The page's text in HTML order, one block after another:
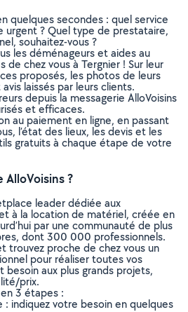
quelques secondes : quel service
urgent ? Quel type de prestataire,
souhaitez-vous ?
les déménageurs et aides au
chez vous à Tergnier ! Sur leur
proposés, les photos de leurs
laissés par leurs clients.
depuis la messagerie AlloVoisins
et efficaces.
au paiement en ligne, en passant
l’état des lieux, les devis et les
gratuits à chaque étape de votre
?
leader dédiée aux
à la location de matériel, créée en
par une communauté de plus
dont 300 000 professionnels.
trouvez proche de chez vous un
pour réaliser toutes vos
aux plus grands projets,
prix.
3 étapes :
: indiquez votre besoin en quelques